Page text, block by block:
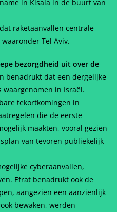
in Kisala in de buurt van
raketaanvallen centrale
Tel Aviv.
bezorgdheid uit over de
benadrukt dat een dergelijke
in Israël.
tekortkomingen in
die de eerste
maakten, vooral gezien
van tevoren publiekelijk
cyberaanvallen,
Efrat benadrukt ook de
aangezien een aanzienlijk
bewaken, werden